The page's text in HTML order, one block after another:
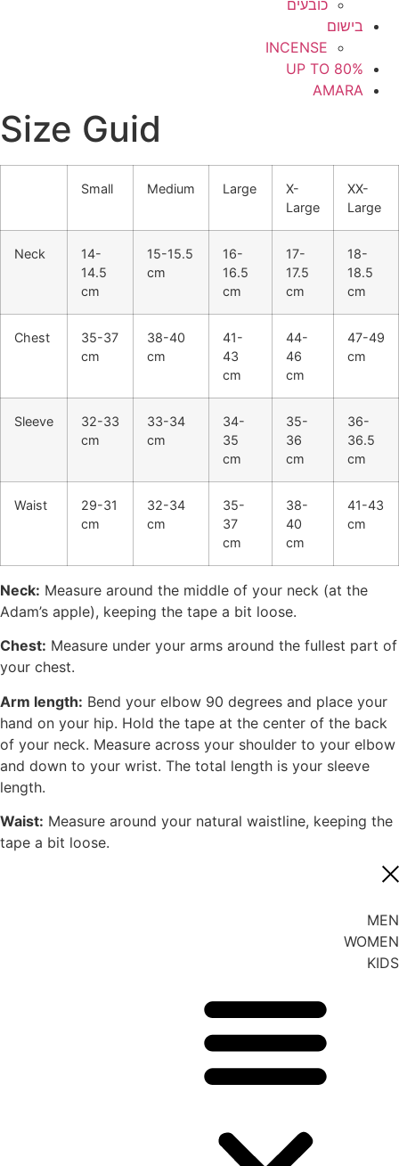
כובעים
בישום
INCENSE
UP TO 80%
AMARA
Size Guid
Small Medium Large
X-
Large
XX-
Large
Neck
14-
14.5
cm
15-15.5
cm
16-
16.5
cm
17-
17.5
cm
18-
18.5
cm
Chest
35-37
cm
38-40
cm
41-
43
cm
44-
46
cm
47-49
cm
Sleeve
32-33
cm
33-34
cm
34-
35
cm
35-
36
cm
36-
36.5
cm
Waist
29-31
cm
32-34
cm
35-
37
cm
38-
40
cm
41-43
cm
Neck: Measure around the middle of your neck (at the
Adam’s apple), keeping the tape a bit loose.
Chest: Measure under your arms around the fullest part of
your chest.
Arm length: Bend your elbow 90 degrees and place your
hand on your hip. Hold the tape at the center of the back
of your neck. Measure across your shoulder to your elbow
and down to your wrist. The total length is your sleeve
length.
Waist: Measure around your natural waistline, keeping the
tape a bit loose.
MEN
WOMEN
KIDS